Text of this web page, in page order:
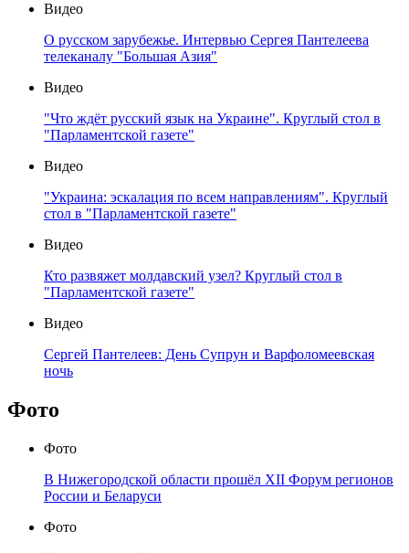
Видео
О русском зарубежье. Интервью Сергея Пантелеева
телеканалу "Большая Азия"
Видео
"Что ждёт русский язык на Украине". Круглый стол в
"Парламентской газете"
Видео
"Украина: эскалация по всем направлениям". Круглый
стол в "Парламентской газете"
Видео
Кто развяжет молдавский узел? Круглый стол в
"Парламентской газете"
Видео
Сергей Пантелеев: День Супрун и Варфоломеевская
ночь
Фото
Фото
В Нижегородской области прошёл XII Форум регионов
России и Беларуси
Фото